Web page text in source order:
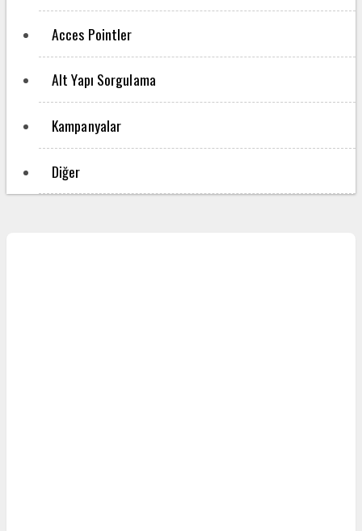
Acces Pointler
Alt Yapı Sorgulama
Kampanyalar
Diğer